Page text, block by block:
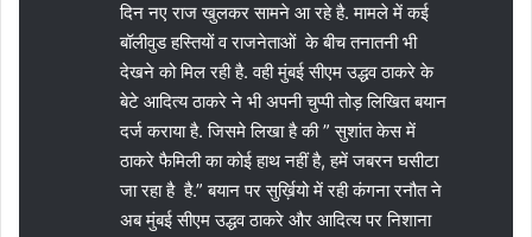
दिन नए राज खुलकर सामने आ रहे है. मामले में कई
बॉलीवुड हस्तियों व राजनेताओं के बीच तनातनी भी
देखने को मिल रही है. वही मुंबई सीएम उद्धव ठाकरे के
बेटे आदित्य ठाकरे ने भी अपनी चुप्पी तोड़ लिखित बयान
दर्ज कराया है. जिसमे लिखा है की ” सुशांत केस में
ठाकरे फैमिली का कोई हाथ नहीं है, हमें जबरन घसीटा
जा रहा है है.” बयान पर सुर्ख़ियो में रही कंगना रनौत ने
अब मुंबई सीएम उद्धव ठाकरे और आदित्य पर निशाना